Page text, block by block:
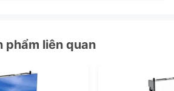
phẩm liên quan